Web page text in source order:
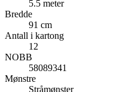
5.5 meter
Bredde
91 cm
Antall i kartong
12
NOBB
58089341
Mønstre
Stråmønster